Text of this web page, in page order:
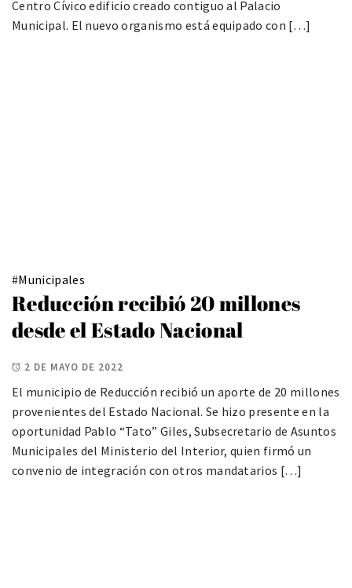
Centro Cívico edificio creado contiguo al Palacio
Municipal. El nuevo organismo está equipado con […]
#Municipales
Reducción recibió 20 millones
desde el Estado Nacional
2 DE MAYO DE 2022
El municipio de Reducción recibió un aporte de 20 millones
provenientes del Estado Nacional. Se hizo presente en la
oportunidad Pablo “Tato” Giles, Subsecretario de Asuntos
Municipales del Ministerio del Interior, quien firmó un
convenio de integración con otros mandatarios […]